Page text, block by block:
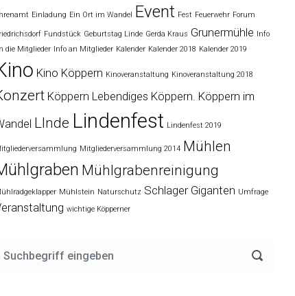
Einladung Ein Ort im Wandel Event Fest Feuerwehr Forum
Fundstück Geburtstag Linde Gerda Kraus Grunermühle
Info
die Mitglieder
Info an Mitglieder Kalender Kalender 2018 Kalender 2019
Kino Köppern Kinoveranstaltung Kinoveranstaltung 2018
Köppern Lebendiges Köppern. Köppern im
LInde Lindenfest Lindenfest 2019
Mitgliederversammlung 2014 Mühlen
Mühlgrabenreinigung
Mühlstein Naturschutz Schlager Giganten Umfrage
wichtige Köpperner